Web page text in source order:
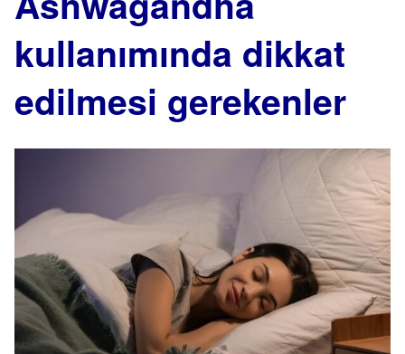
kullanımında dikkat
edilmesi gerekenler